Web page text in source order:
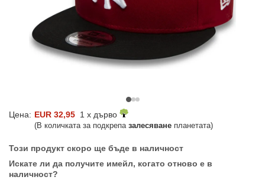
Цена: EUR 32,95 1 x дърво
(В количката за подкрепа залесяване планетата)
Този продукт скоро ще бъде в наличност
Искате ли да получите имейл, когато отново е в
наличност?